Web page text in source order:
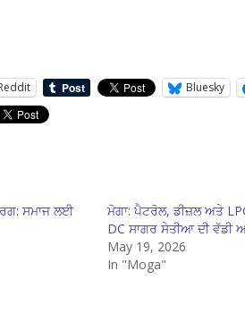
Bluesky
ਸਮਾਜ ਲਈ
ਮੋਗਾ: ਪੈਟਰੋਲ, ਡੀਜ਼ਲ ਅਤੇ
DC ਸਾਗਰ ਸੇਤੀਆ ਦੀ ਵੱਡੀ
May 19, 2026
In "Moga"